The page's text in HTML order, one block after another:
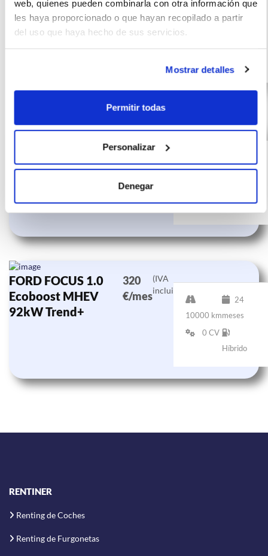
web, quienes pueden combinarla con otra información que
les haya proporcionado o que hayan recopilado a partir
del uso que haya hecho de sus servicios.
Mostrar detalles
Permitir todas
Personalizar
Denegar
Ecoblue 88kW
Titanium
€/mes incluido)
10000
km
24
0 CV
Gasolina
92kW Trend+
€/mesincluido)
10000 kmmeses
Híbrido
FORD FOCUS 1.0
Ecoboost MHEV
92kW Trend+
320
€/mes
(IVA
incluido)
10000 km
24
meses
0 CV
Híbrido
RENTINER
Renting de Coches
Renting de Furgonetas